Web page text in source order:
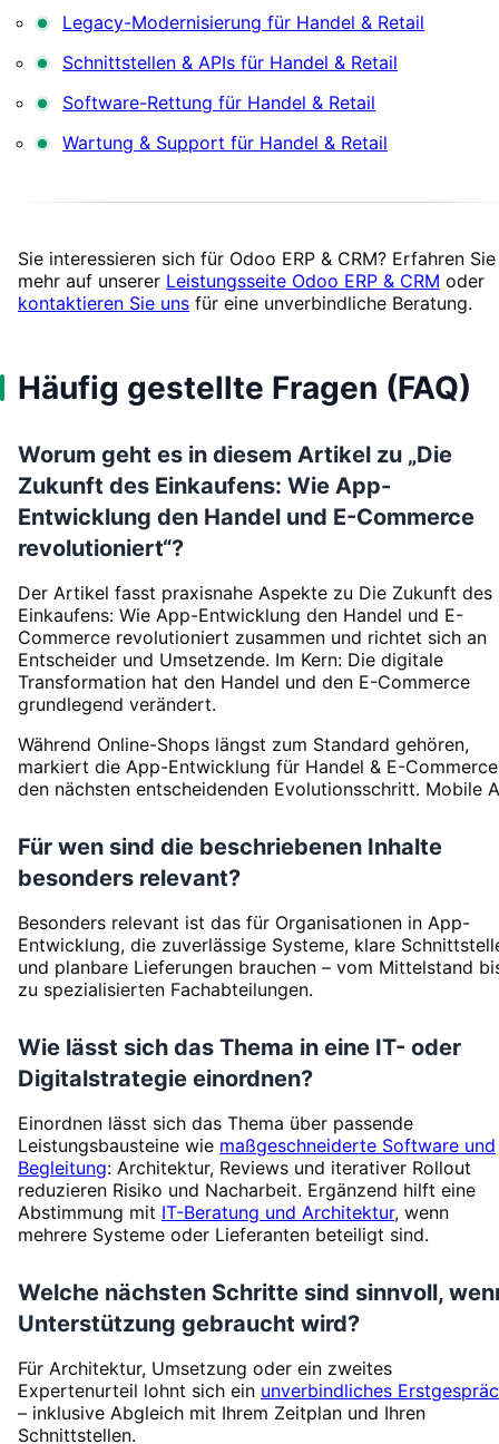
Legacy-Modernisierung für Handel & Retail
Schnittstellen & APIs für Handel & Retail
Software-Rettung für Handel & Retail
Wartung & Support für Handel & Retail
Sie interessieren sich für Odoo ERP & CRM? Erfahren Sie
mehr auf unserer Leistungsseite Odoo ERP & CRM oder
kontaktieren Sie uns für eine unverbindliche Beratung.
Häufig gestellte Fragen (FAQ)
Worum geht es in diesem Artikel zu „Die
Zukunft des Einkaufens: Wie App-
Entwicklung den Handel und E-Commerce
revolutioniert“?
Der Artikel fasst praxisnahe Aspekte zu Die Zukunft des
Einkaufens: Wie App-Entwicklung den Handel und E-
Commerce revolutioniert zusammen und richtet sich an
Entscheider und Umsetzende. Im Kern: Die digitale
Transformation hat den Handel und den E-Commerce
grundlegend verändert.
Während Online-Shops längst zum Standard gehören,
markiert die App-Entwicklung für Handel & E-Commerce
den nächsten entscheidenden Evolutionsschritt. Mobile
Für wen sind die beschriebenen Inhalte
besonders relevant?
Besonders relevant ist das für Organisationen in App-
Entwicklung, die zuverlässige Systeme, klare
und planbare Lieferungen brauchen – vom Mittelstand
zu spezialisierten Fachabteilungen.
Wie lässt sich das Thema in eine IT- oder
Digitalstrategie einordnen?
Einordnen lässt sich das Thema über passende
Leistungsbausteine wie maßgeschneiderte Software und
Begleitung: Architektur, Reviews und iterativer Rollout
reduzieren Risiko und Nacharbeit. Ergänzend hilft eine
Abstimmung mit IT-Beratung und Architektur, wenn
mehrere Systeme oder Lieferanten beteiligt sind.
Welche nächsten Schritte sind sinnvoll,
Unterstützung gebraucht wird?
Für Architektur, Umsetzung oder ein zweites
Expertenurteil lohnt sich ein unverbindliches
– inklusive Abgleich mit Ihrem Zeitplan und Ihren
Schnittstellen.